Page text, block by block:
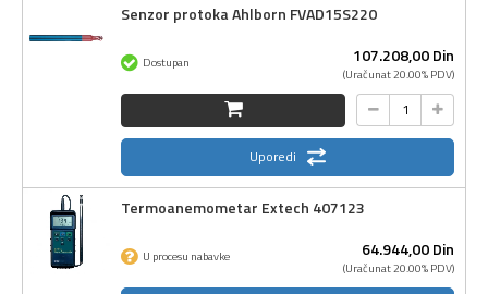
Senzor protoka Ahlborn FVAD15S220
107.208,00Din
(Uračunat 20.00% PDV)
Dostupan
Uporedi
Termoanemometar Extech 407123
64.944,00Din
(Uračunat 20.00% PDV)
U procesu nabavke